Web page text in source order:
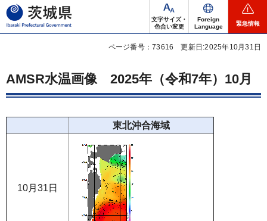
茨城県
文字サイズ・
色合い変更
Foreign
Language
緊急情報
ページ番号：73616 更新日:2025年10月31日
AMSR水温画像 2025年 （令和7年）10月
東北沖合海域
10月31日